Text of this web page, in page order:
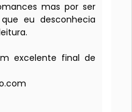
mas por ser
eu desconhecia
excelente final de